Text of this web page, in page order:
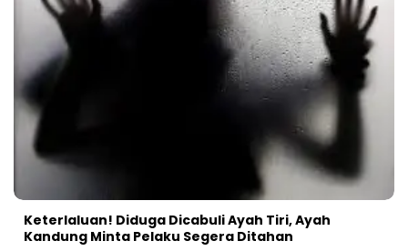
Keterlaluan! Diduga Dicabuli Ayah Tiri, Ayah
Kandung Minta Pelaku Segera Ditahan